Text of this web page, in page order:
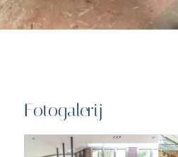
Fotogalerij